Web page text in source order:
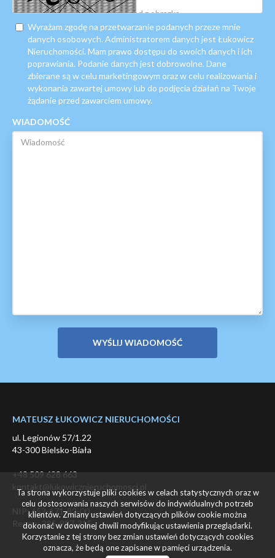
Wyrażam zgodę na przetwarzanie podanych przeze mnie
danych osobowych. Administratorem danych jest Łukowicz
Nieruchomości. Mam prawo dostępu do swoich danych i ich
poprawiania. Podanie danych jest dobrowolne. Dane
zbierane są w celu marketingowym oraz w celu realizowania i
wykonania zawartej umowy lub do podjęcia działań na Twoje
żądanie przed zawarciem umowy.
WIADOMOŚĆ
MATEUSZ ŁUKOWICZ NIERUCHOMOŚCI
ul. Legionów 57/1.22
43-300 Bielsko-Biała
+48 509 628 663
kontakt@lukowicznieruchomosci.pl
NIP: 652-171-82-00
Regon: 385-987-315
Ta strona wykorzystuje pliki cookies w celach statystycznych oraz w
celu dostosowania naszych serwisów do indywidualnych potrzeb
klientów. Zmiany ustawień dotyczących plików cookie można
dokonać w dowolnej chwili modyfikując ustawienia przeglądarki.
Korzystanie z tej strony bez zmian ustawień dotyczących cookies
oznacza, że będą one zapisane w pamięci urządzenia.